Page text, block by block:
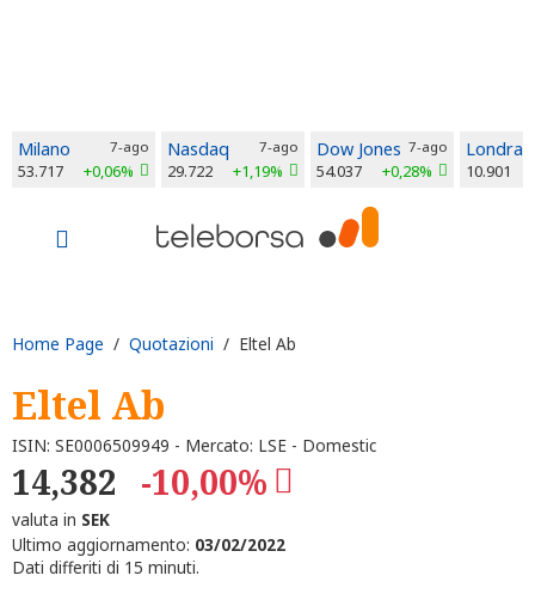
Milano 7-ago
53.717 +0,06%
Nasdaq 7-ago
29.722 +1,19%
Dow Jones 7-ago
54.037 +0,28%
Londra
10.901
Home Page / Quotazioni / Eltel Ab
Eltel Ab
ISIN: SE0006509949 - Mercato: LSE - Domestic
14,382 -10,00%
valuta in SEK
Ultimo aggiornamento: 03/02/2022
Dati differiti di 15 minuti.